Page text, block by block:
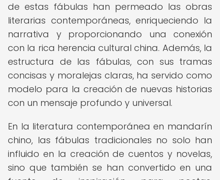
de estas fábulas han permeado las obras
literarias contemporáneas, enriqueciendo la
narrativa y proporcionando una conexión
con la rica herencia cultural china. Además, la
estructura de las fábulas, con sus tramas
concisas y moralejas claras, ha servido como
modelo para la creación de nuevas historias
con un mensaje profundo y universal.
En la literatura contemporánea en mandarín
chino, las fábulas tradicionales no solo han
influido en la creación de cuentos y novelas,
sino que también se han convertido en una